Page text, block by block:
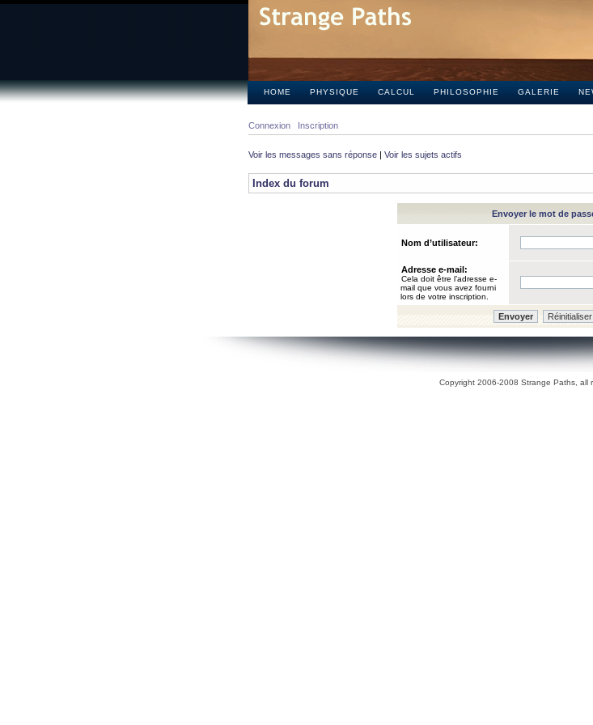
HOME PHYSIQUE CALCUL PHILOSOPHIE GALERIE
Connexion Inscription
Voir les messages sans réponse | Voir les sujets actifs
Index du forum
Envoyer le mot de
Nom d’utilisateur:
Adresse e-mail:
Cela doit être l’adresse e-
mail que vous avez fourni
lors de votre inscription.
Copyright 2006-2008 Strange Paths, all